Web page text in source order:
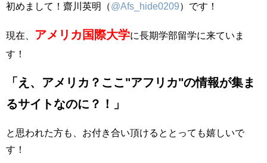
初めまして！齋川英明（@Afs_hide0209）です！
現在、 アメリカ国際大学に長期学部留学に来ていま
す！
「え、アメリカ？ここ"アフリカ"の情報が集ま
るサイトなのに？！」
と思われた方も、お付き合い頂けるととっても嬉しいで
す！